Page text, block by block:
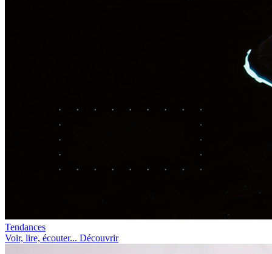
Tendances
Voir, lire, écouter... Découvrir